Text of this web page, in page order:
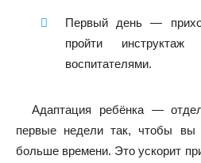
Первый день —
пройти
воспитателями.
Адаптация ребёнка —
первые недели так, чтобы вы
больше времени. Это ускорит